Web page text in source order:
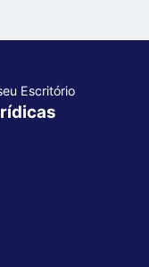
Escritório